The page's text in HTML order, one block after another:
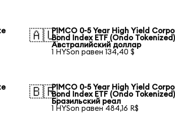
🇦🇺PIMCO 0-5 Year High Yield
Bond Index ETF (Ondo
Австралийский доллар
1 HYSon равен 134,40 $
🇧🇷PIMCO 0-5 Year High Yield
Bond Index ETF (Ondo
Бразильский реал
1 HYSon равен 484,16 R$